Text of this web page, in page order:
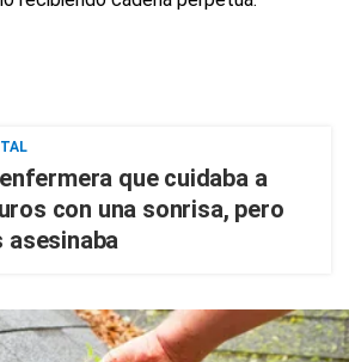
que cuidaba a
con una sonrisa, pero
asesinaba